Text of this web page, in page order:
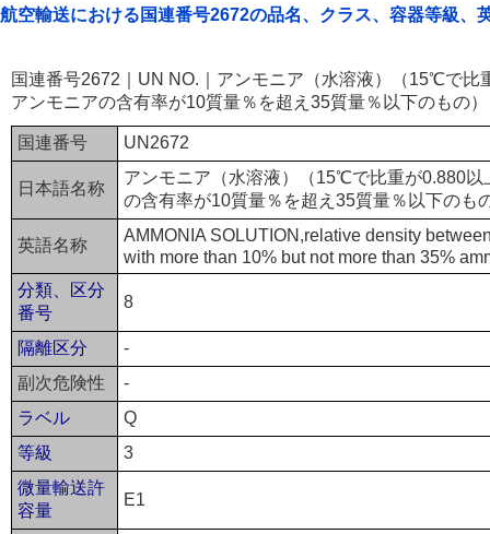
航空輸送における国連番号2672の品名、クラス、容器等級、
国連番号2672｜UN NO.｜アンモニア（水溶液）（15℃で比
アンモニアの含有率が10質量％を超え35質量％以下のもの
国連番号 UN2672
日本語名称
アンモニア（水溶液）（15℃で比重が0.880
の含有率が10質量％を超え35質量％以下のも
英語名称
AMMONIA SOLUTION,relative density
with more than 10% but not more than 35%
分類、区分
番号
8
隔離区分
-
副次危険性
-
ラベル
Q
等級
3
微量輸送許
容量
E1